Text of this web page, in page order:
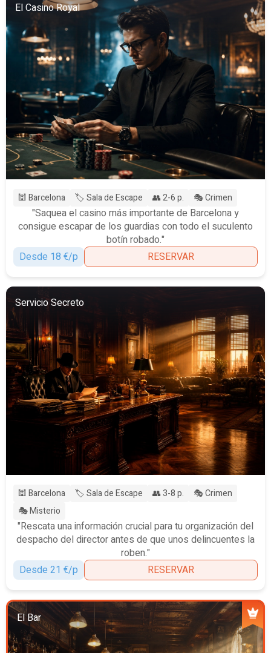
El Casino Royal
🕍 Barcelona 🏷️ Sala de Escape 👥 2-6 p. 🎭 Crimen
"Saquea el casino más importante de Barcelona y
consigue escapar de los guardias con todo el suculento
botín robado."
Desde 18 €/p
RESERVAR
Servicio Secreto
🕍 Barcelona 🏷️ Sala de Escape 👥 3-8 p.
🎭 Crimen
🎭 Misterio
"Rescata una información crucial para tu organización del
despacho del director antes de que unos delincuentes la
roben."
Desde 21 €/p
RESERVAR
El Bar